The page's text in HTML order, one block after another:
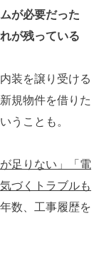
が必要だった
が残っている
装を譲り受ける
規物件を借りた
うことも。
足りない」「電
づくトラブルも
数、工事履歴を